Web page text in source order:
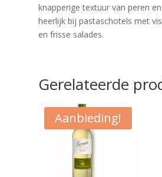
knapperige textuur van peren
heerlijk bij pastaschotels met
en frisse salades.
Gerelateerde
Aanbieding!